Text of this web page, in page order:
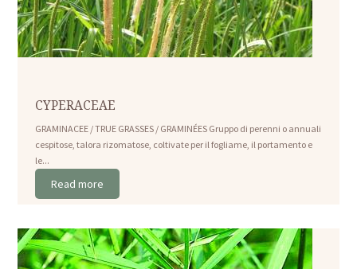
CYPERACEAE
GRAMINACEE / TRUE GRASSES / GRAMINÉES Gruppo di perenni o annuali
cespitose, talora rizomatose, coltivate per il fogliame, il portamento e
le...
Read more